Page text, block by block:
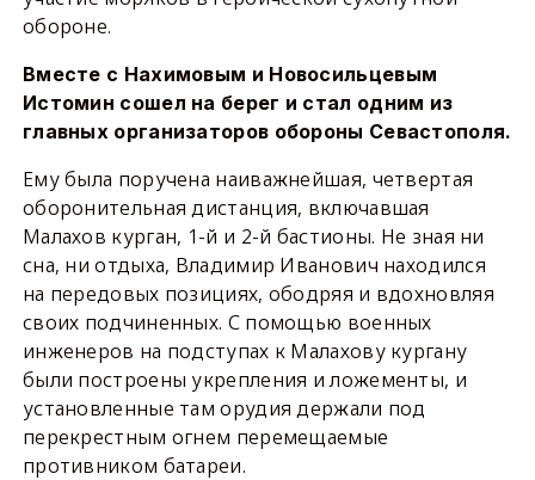
обороне.
Вместе с Нахимовым и Новосильцевым
Истомин сошел на берег и стал одним из
главных организаторов обороны Севастополя.
Ему была поручена наиважнейшая, четвертая
оборонительная дистанция, включавшая
Малахов курган, 1-й и 2-й бастионы. Не зная ни
сна, ни отдыха, Владимир Иванович находился
на передовых позициях, ободряя и вдохновляя
своих подчиненных. С помощью военных
инженеров на подступах к Малахову кургану
были построены укрепления и ложементы, и
установленные там орудия держали под
перекрестным огнем перемещаемые
противником батареи.